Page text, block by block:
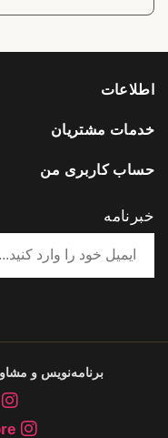
اطلاعات
خدمات مشتریان
حساب کاربری من
خبرنامه
برنامه‌نویس و